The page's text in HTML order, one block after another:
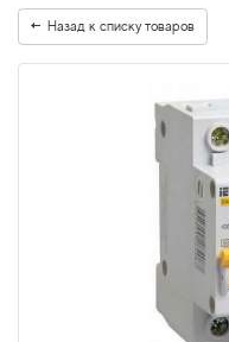
Назад к списку товаров